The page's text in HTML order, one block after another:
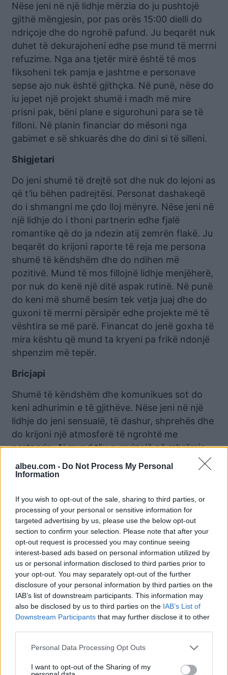
albeu.com - Do Not Process My Personal
Information
If you wish to opt-out of the sale, sharing to third parties, or
processing of your personal or sensitive information for
targeted advertising by us, please use the below opt-out
section to confirm your selection. Please note that after your
opt-out request is processed you may continue seeing
interest-based ads based on personal information utilized by
us or personal information disclosed to third parties prior to
your opt-out. You may separately opt-out of the further
disclosure of your personal information by third parties on the
IAB’s list of downstream participants. This information may
also be disclosed by us to third parties on the IAB’s List of
Downstream Participants that may further disclose it to other
Personal Data Processing Opt Outs
I want to opt-out of the Sharing of my
Nëse jeni në një lidhje mërzia do ju pushtojë
gjithë mëngjesin, por pas orës 15:00 dielli do
ndriçoje dhe do ngrohë pafund. Ju beqarët nuk
duhet të dekurajoheni edhe pse mund të merrni
refuzime. Nga ana tjetër mirë është të mos
fiksoheni tek pamja e jashtme e personave
sepse ajo nuk është gjithçka. Në punë, nëse do
iu jepet një projekt shumë i madh më mire
prisni pak, bëni plane e sigurohuni para se të
filloni. Në planin financiar do mësoni nga
gabimet e së shkuarës dhe do dini si të silleni.
Shigjetari
Do jeni shumë të drejtë sot dhe nuk do lejoni as
që t’iu bëhen padrejtësi. Personat dashakeqë
do i shmangni me çdo lloj mënyre. Nëse jeni në
një lidhje do i thoni partnerin edhe fjalë
romantike që do ja ndezin atij zemrën flakë. Ju
beqarët do krijoni raporte të reja me persona
shumë të këndshëm dhe do ndihen më
pozitivë. Mund të mos fillojnë lidhje menjëherë,
por nuk do kenë një ditë aspak rutinë. Në punë
do keni më shumë besim tek vetja juaj dhe do
guxoni të merrni përsipër edhe projekte më të
vështira se më parë. Financat do jenë goxha të
mira kështu që mund ta kryeni pa frikë ndonjë
shpenzim më tepër.
Bricjapi
Shumë të këndshëm dhe komunikues sot do
keni adhurimin e të gjithëve. Nëse jeni në një
lidhje do jeni sensualë, të dashur, shprehës dhe
do krijoni një atmosferë të ngrohtë me
partnerin. Ai mund t’iu surprizojë në mbrëmje
atëherë kur më pak do e prisni. Nëse jeni
beqarë nuk do prisni shumë gjatë për të bërë
do ju ikin nga duart. Në punë do vendosni disa
prioritete dhe do dini çfarë rruge të ndiqni për
të arritur rezultatet më të mira. Yjet do ju
favorizojnë. Buxheti do vazhdojë të mbetet i
mirë sepse nuk do e teproni asnjëherë me
shpenzimet.
Ujori
Sot do udhëhiqeni nga ato që do ju thotë
zemra e shpirti. Nëse jeni në një lidhje do kaloni
çaste fantastike sepse partneri do ua bëjë çdo
moment të jashtëzakonshëm. Do qeshni, do
argëtoheni e do dashuroheni me të si asnjëherë